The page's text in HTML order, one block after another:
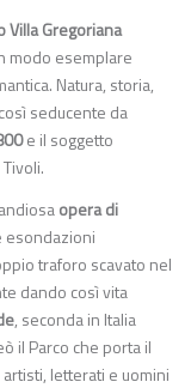
Villa Gregoriana
modo esemplare
Natura, storia,
seducente da
e il soggetto
opera di
traforo scavato nel
dando così vita
, seconda in Italia
il Parco che porta il
letterati e uomini